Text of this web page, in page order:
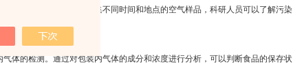
监测和分析。通过收集不同时间和地点的空气样品，科研人员可以了解污染
。
的检测。通过对包装内气体的成分和浓度进行分析，可以判断食品的保存状